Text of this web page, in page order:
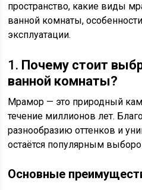
пространство, какие виды
ванной комнаты,
эксплуатации.
1. Почему стоит
ванной комнаты?
Мрамор — это природный
течение миллионов лет.
разнообразию оттенков и
остаётся популярным
Основные